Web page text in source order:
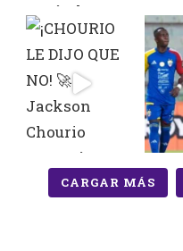
CARGAR MÁS